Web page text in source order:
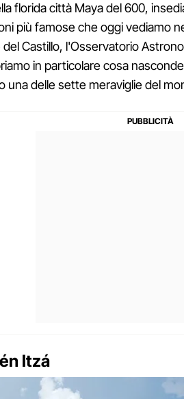
florida città Maya del 600,
più famose che oggi vediamo
del Castillo, l'Osservatorio
in particolare cosa
una delle sette meraviglie del
Itzá